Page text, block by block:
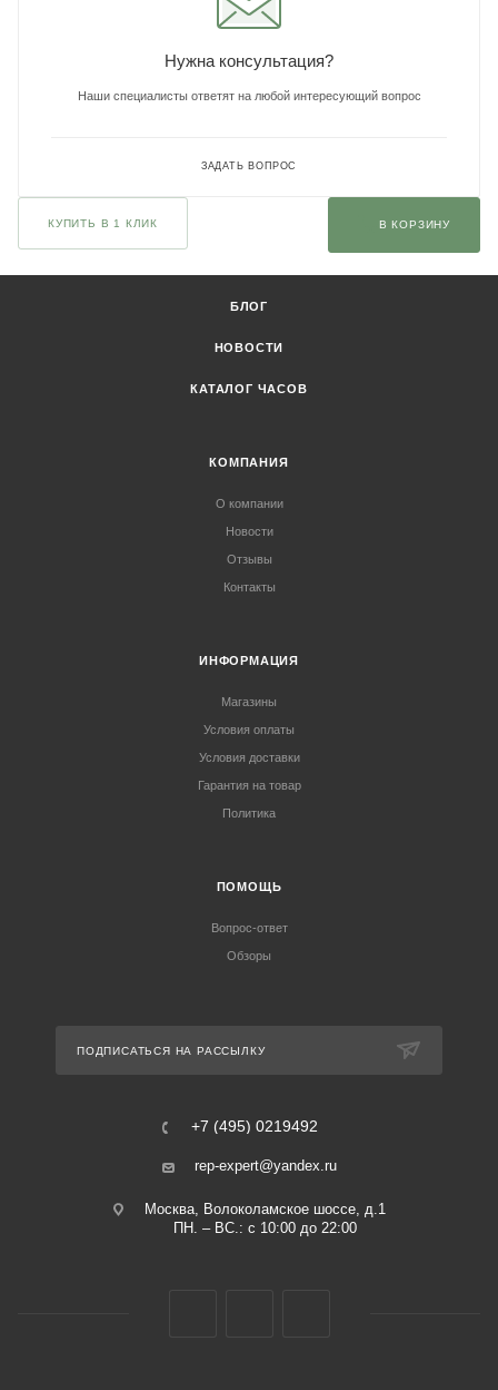
Нужна консультация?
Наши специалисты ответят на любой интересующий вопрос
ЗАДАТЬ ВОПРОС
КУПИТЬ В 1 КЛИК В КОРЗИНУ
БЛОГ
НОВОСТИ
КАТАЛОГ ЧАСОВ
КОМПАНИЯ
О компании
Новости
Отзывы
Контакты
ИНФОРМАЦИЯ
Магазины
Условия оплаты
Условия доставки
Гарантия на товар
Политика
ПОМОЩЬ
Вопрос-ответ
Обзоры
ПОДПИСАТЬСЯ НА РАССЫЛКУ
+7 (495) 0219492
rep-expert@yandex.ru
Москва, Волоколамское шоссе, д.1
ПН. – ВС.: с 10:00 до 22:00